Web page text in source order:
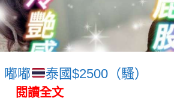
嘟嘟 泰國$2500（騷）
閱讀全文